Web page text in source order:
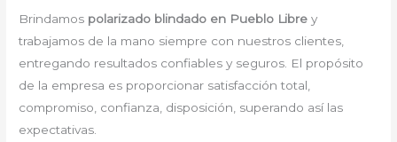
Brindamos polarizado blindado en Pueblo Librey
trabajamos de la mano siempre con nuestros clientes,
entregando resultados confiables y seguros. El propósito
de la empresa es proporcionar satisfacción total,
compromiso, confianza, disposición, superando así las
expectativas.